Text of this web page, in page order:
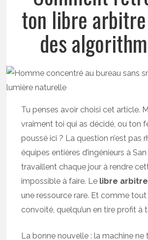
ton libre arbitre
des
Tu penses avoir choisi cet article.
vraiment toi qui as décidé, ou ton
poussé ici ? La question n’est pas
équipes entières d’ingénieurs à
travaillent chaque jour à rendre
impossible à faire. Le libre arbitre
une ressource rare. Et comme tout
convoité, quelqu’un en tire profit à
La bonne nouvelle : la machine ne